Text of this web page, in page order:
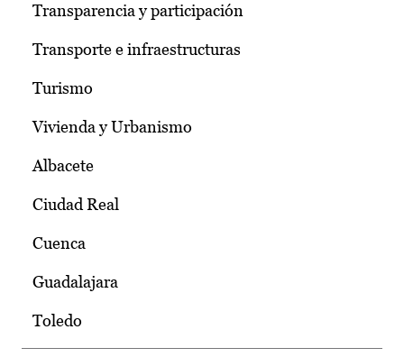
Transparencia y participación
Transporte e infraestructuras
Turismo
Vivienda y Urbanismo
Albacete
Ciudad Real
Cuenca
Guadalajara
Toledo